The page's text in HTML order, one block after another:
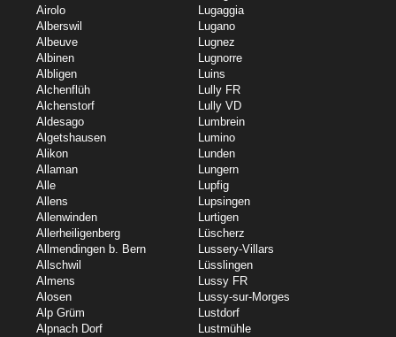
Airolo
Alberswil
Albeuve
Albinen
Albligen
Alchenflüh
Alchenstorf
Aldesago
Algetshausen
Alikon
Allaman
Alle
Allens
Allenwinden
Allerheiligenberg
Allmendingen b. Bern
Allschwil
Almens
Alosen
Alp Grüm
Alpnach Dorf
Lugaggia
Lugano
Lugnez
Lugnorre
Luins
Lully FR
Lully VD
Lumbrein
Lumino
Lunden
Lungern
Lupfig
Lupsingen
Lurtigen
Lüscherz
Lussery-Villars
Lüsslingen
Lussy FR
Lussy-sur-Morges
Lustdorf
Lustmühle